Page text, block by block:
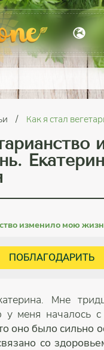
Как я стал
ПОБЛАГОДАРИТЬ
Мне
у меня началось
оно было сильно
со